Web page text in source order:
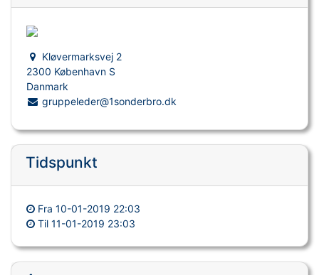
Kløvermarksvej 2
2300 København S
Danmark
gruppeleder@1sonderbro.dk
Tidspunkt
Fra 10-01-2019 22:03
Til 11-01-2019 23:03